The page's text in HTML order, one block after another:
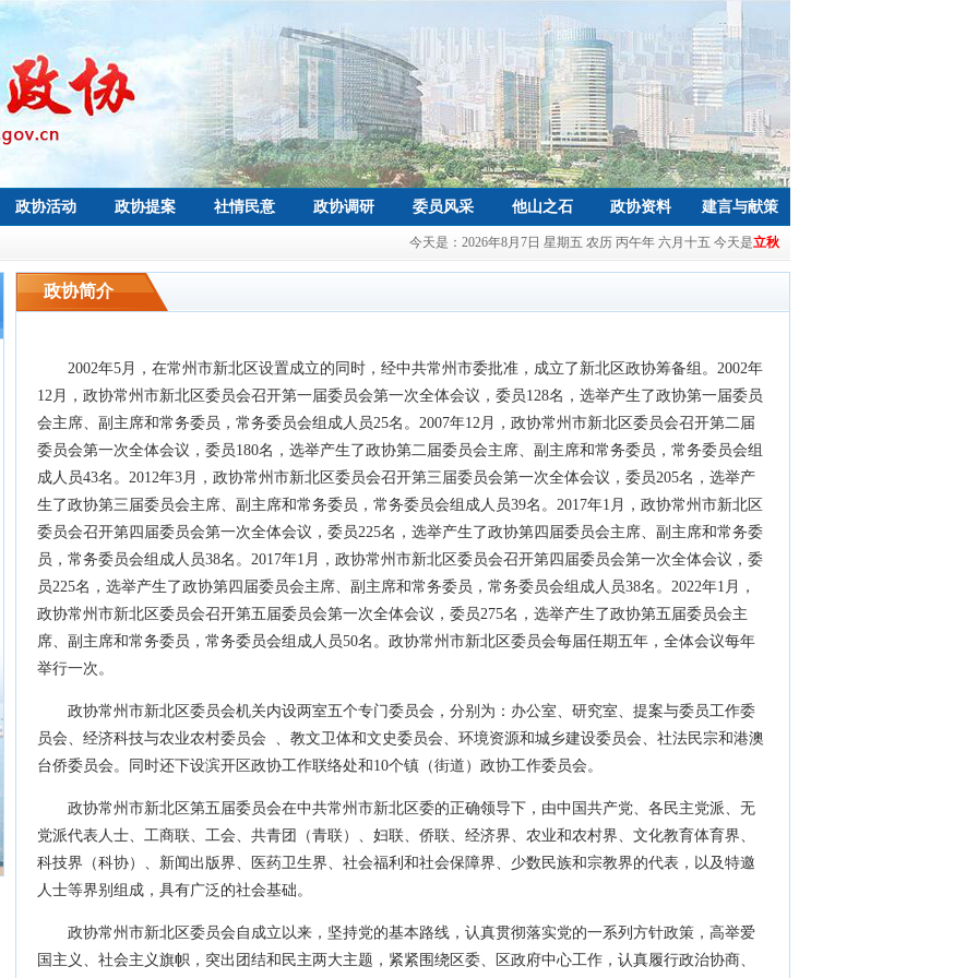
政协活动 政协提案 社情民意 政协调研 委员风采 他山之石 政协资料 建言与献策
今天是： 2026年8月7日 星期五 农历 丙午年 六月十五 今天是立秋
政协简介
2002年5月，在常州市新北区设置成立的同时，经中共常州市委批准，成立了新北区政协筹备组。2002年
12月，政协常州市新北区委员会召开第一届委员会第一次全体会议，委员128名，选举产生了政协第一届委员
会主席、副主席和常务委员，常务委员会组成人员25名。2007年12月，政协常州市新北区委员会召开第二届
委员会第一次全体会议，委员180名，选举产生了政协第二届委员会主席、副主席和常务委员，常务委员会组
成人员43名。2012年3月，政协常州市新北区委员会召开第三届委员会第一次全体会议，委员205名，选举产
生了政协第三届委员会主席、副主席和常务委员，常务委员会组成人员39名。2017年1月，政协常州市新北区
委员会召开第四届委员会第一次全体会议， 委员225名，选举产生了政协第四届委员会主席、副主席和常务委
员，常务委员会组成人员38名。 2017年1月，政协常州市新北区委员会召开第四届委员会第一次全体会议， 委
员225名，选举产生了政协第四届委员会主席、副主席和常务委员，常务委员会组成人员38名。 2022年1月，
政协常州市新北区委员会召开第五届委员会第一次全体会议，委员275名，选举产生了政协第五届委员会主
席、副主席和常务委员，常务委员会组成人员50名。 政协常州市新北区委员会每届任期五年，全体会议每年
举行一次。
政协常州市新北区委员会机关内设两室五个专门委员会，分别为：办公室、研究室、提案与委员工作委
员会、经济科技与农业农村委员会 、教文卫体和文史委员会、环境资源和城乡建设委员会、社法民宗和港澳
台侨委员会。同时还下设滨开区政协工作联络处和10个镇（街道）政协工作委员会。
政协常州市新北区第五届委员会在中共常州市新北区委的正确领导下，由中国共产党、各民主党派、无
党派代表人士、工商联、工会、共青团（青联）、妇联、侨联、经济界、农业和农村界、文化教育体育界、
科技界（科协）、新闻出版界、医药卫生界、社会福利和社会保障界、少数民族和宗教界的代表，以及特邀
人士等界别组成，具有广泛的社会基础。
政协常州市新北区委员会自成立以来，坚持党的基本路线，认真贯彻落实党的一系列方针政策，高举爱
国主义、社会主义旗帜，突出团结和民主两大主题，紧紧围绕区委、区政府中心工作，认真履行政治协商、